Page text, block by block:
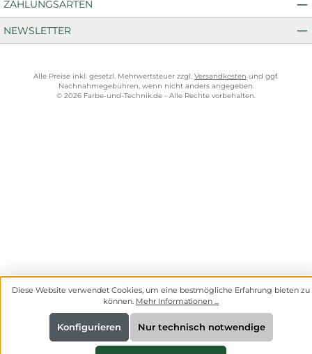
ZAHLUNGSARTEN
NEWSLETTER
Alle Preise inkl. gesetzl. Mehrwertsteuer zzgl. Versandkosten und ggf.
Nachnahmegebühren, wenn nicht anders angegeben.
© 2026 Farbe-und-Technik.de - Alle Rechte vorbehalten.
Diese Website verwendet Cookies, um eine bestmögliche Erfahrung bieten zu
können. Mehr Informationen ...
Nur technisch notwendige
Konfigurieren